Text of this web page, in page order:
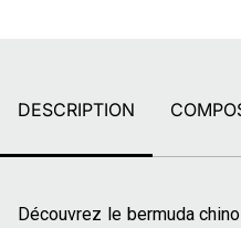
DESCRIPTION
Découvrez le bermuda